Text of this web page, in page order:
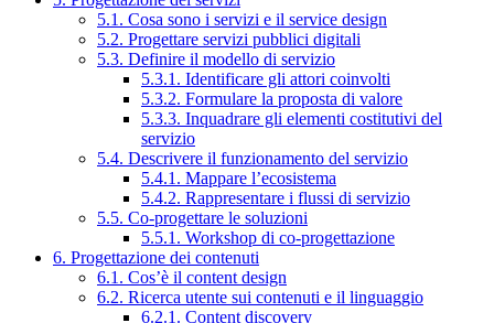
5.1. Cosa sono i servizi e il service design
5.2. Progettare servizi pubblici digitali
5.3. Definire il modello di servizio
5.3.1. Identificare gli attori coinvolti
5.3.2. Formulare la proposta di valore
5.3.3. Inquadrare gli elementi costitutivi del
servizio
5.4. Descrivere il funzionamento del servizio
5.4.1. Mappare l’ecosistema
5.4.2. Rappresentare i flussi di servizio
5.5. Co-progettare le soluzioni
5.5.1. Workshop di co-progettazione
6. Progettazione dei contenuti
6.1. Cos’è il content design
6.2. Ricerca utente sui contenuti e il linguaggio
6.2.1. Content discovery